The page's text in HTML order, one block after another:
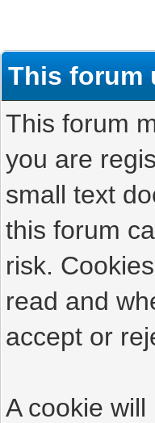
This forum
This forum
you are
small text
this forum
risk.
read and
accept or
A cookie